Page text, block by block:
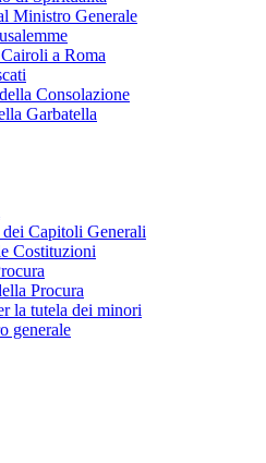
Ministro Generale
a Roma
Consolazione
Garbatella
Capitoli Generali
Costituzioni
Procura
la tutela dei minori
generale